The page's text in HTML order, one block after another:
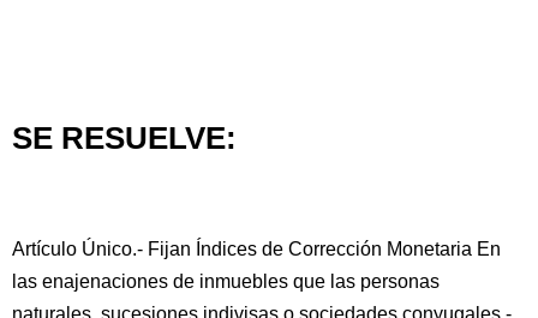
SE RESUELVE:
Artículo Único.- Fijan Índices de Corrección Monetaria En
las enajenaciones de inmuebles que las personas
naturales, sucesiones indivisas o sociedades conyugales -